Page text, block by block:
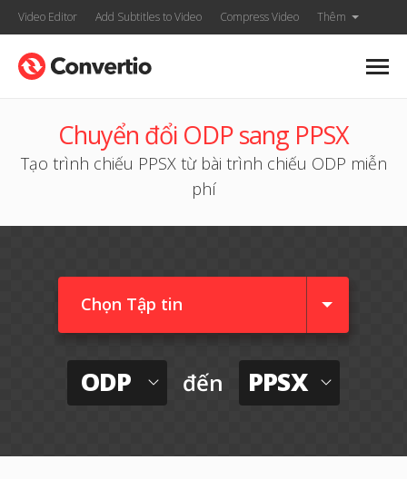
Video Editor Add Subtitles to Video Compress Video Thêm
Chuyển đổi ODP sang PPSX
Tạo trình chiếu PPSX từ bài trình chiếu ODP miễn
phí
Chọn Tập tin
ODP đến PPSX